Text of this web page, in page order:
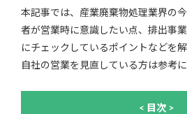
本記事では、産業廃棄物処理業界の
者が営業時に意識したい点、排出事
にチェックしているポイントなどを解
自社の営業を見直している方は参考に
< 目次 >